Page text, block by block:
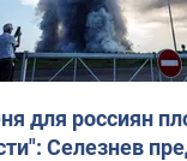
для россиян
Селезнев